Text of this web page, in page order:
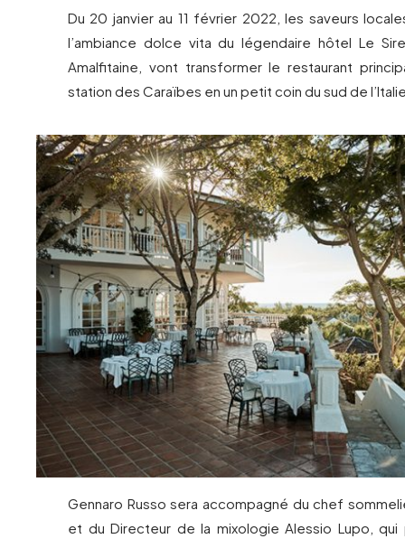
Du 20 janvier au 11 février 2022, les saveurs
l’ambiance dolce vita du légendaire hôtel Le
Amalfitaine, vont transformer le restaurant
station des Caraïbes en un petit coin du sud de
Gennaro Russo sera accompagné du chef
et du Directeur de la mixologie Alessio Lupo,